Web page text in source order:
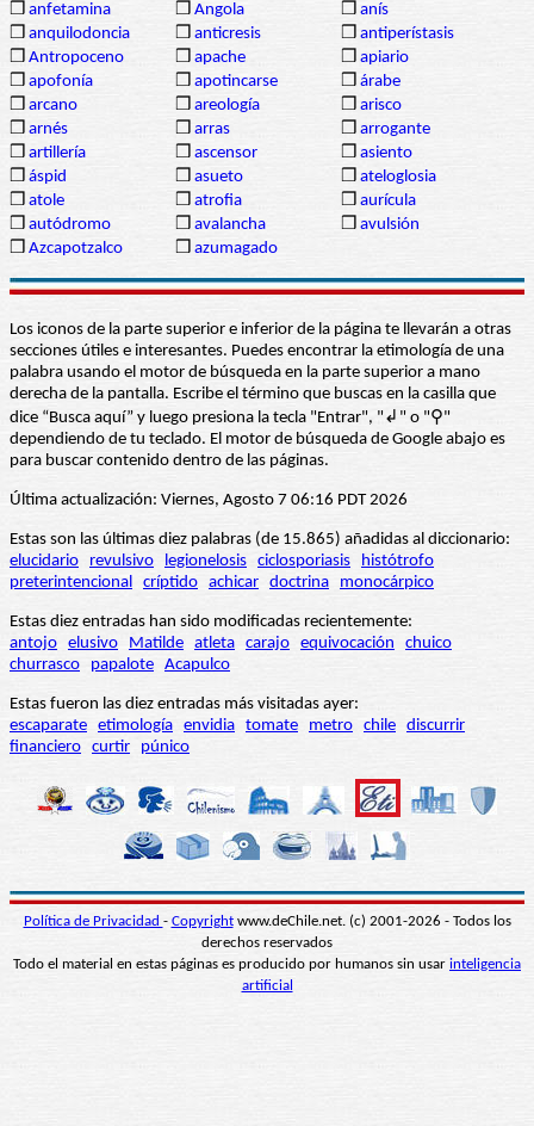
❒ anfetamina ❒ Angola ❒ anís
❒ anquilodoncia ❒ anticresis ❒ antiperístasis
❒ Antropoceno ❒ apache ❒ apiario
❒ apofonía ❒ apotincarse ❒ árabe
❒ arcano ❒ areología ❒ arisco
❒ arnés ❒ arras ❒ arrogante
❒ artillería ❒ ascensor ❒ asiento
❒ áspid ❒ asueto ❒ ateloglosia
❒ atole ❒ atrofia ❒ aurícula
❒ autódromo ❒ avalancha ❒ avulsión
❒ Azcapotzalco ❒ azumagado
Los iconos de la parte superior e inferior de la página te llevarán a otras
secciones útiles e interesantes. Puedes encontrar la etimología de una
palabra usando el motor de búsqueda en la parte superior a mano
derecha de la pantalla. Escribe el término que buscas en la casilla que
dice “Busca aquí” y luego presiona la tecla "Entrar", "↲" o "⚲"
dependiendo de tu teclado. El motor de búsqueda de Google abajo es
para buscar contenido dentro de las páginas.
Última actualización: Viernes, Agosto 7 06:16 PDT 2026
Estas son las últimas diez palabras (de 15.865) añadidas al diccionario:
elucidario
revulsivo legionelosis ciclosporiasis
histótrofo
preterintencional críptido achicar doctrina monocárpico
Estas diez entradas han sido modificadas recientemente:
antojo elusivo Matilde atleta carajo equivocación
chuico
churrasco
papalote Acapulco
Estas fueron las diez entradas más visitadas ayer:
escaparate etimología envidia tomate metro chile discurrir
financiero curtir púnico
Política de Privacidad - Copyrightwww.deChile.net. (c) 2001-2026 - Todos los
derechos reservados
Todo el material en estas páginas es producido por humanos sin usar inteligencia
artificial